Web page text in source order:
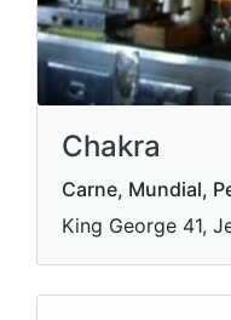
Chakra
Carne, Mundial,
King George 41,